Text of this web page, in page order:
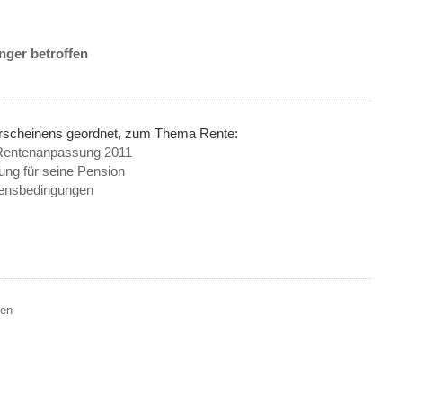
betroffen
geordnet, zum Thema Rente:
2011
für seine Pension